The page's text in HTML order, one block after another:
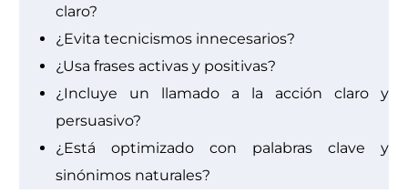
claro?
¿Evita tecnicismos innecesarios?
¿Usa frases activas y positivas?
¿Incluye un llamado a la acción claro y
persuasivo?
¿Está optimizado con palabras clave y
sinónimos naturales?